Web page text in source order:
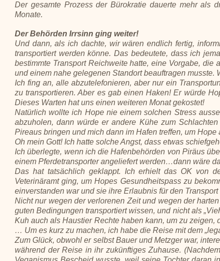
Der gesamte Prozess der Bürokratie dauerte mehr als
Monate.
Der Behörden Irrsinn ging weiter!
Und dann, als ich dachte, wir wären endlich fertig,
transportiert werden könne. Das bedeutete, dass ich
bestimmte Transport Reichweite hatte, eine Vorgabe,
und einem nahe gelegenen Standort beauftragen musste.
Ich fing an, alle abzutelefonieren, aber nur ein
zu transportieren. Aber es gab einen Haken! Er würde
Dieses Warten hat uns einen weiteren Monat gekostet!
Natürlich wollte ich Hope nie einem solchen Stress
abzuholen, dann würde er andere Kühe zum
Pireaus bringen und mich dann im Hafen treffen, um
Oh mein Gott! Ich hatte solche Angst, dass etwas
Ich überlegte, wenn ich die Hafenbehörden von Piräus
einem Pferdetransporter angeliefert werden…dann wäre
Das hat tatsächlich geklappt. Ich erhielt das OK von
Veterinäramt ging, um Hopes Gesundheitspass zu
einverstanden war und sie ihre Erlaubnis für den
Nicht nur wegen der verlorenen Zeit und wegen der
guten Bedingungen transportiert wissen, und nicht als
Kuh auch als Haustier Rechte haben kann, um zu
… Um es kurz zu machen, ich habe die Reise mit dem
Zum Glück, obwohl er selbst Bauer und Metzger war,
während der Reise in ihr zukünftiges Zuhause.